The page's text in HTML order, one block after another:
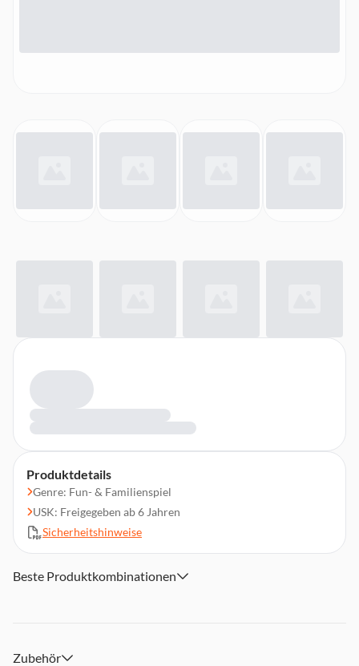
Produktdetails
Genre: Fun- & Familienspiel
USK: Freigegeben ab 6 Jahren
Sicherheitshinweise
Beste Produktkombinationen
Zubehör